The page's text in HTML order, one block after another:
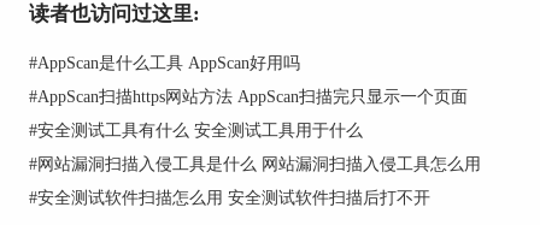
4. 结果分析：扫描完成后，AppScan会对扫描结果
进行分析，并生成详细的报告。报告中包括发现的
所有漏洞及其详细信息，如漏洞类型、风险等级、
修复建议等。
5. 漏洞修复与验证：根据扫描报告，开发人员和安
全团队可以进行漏洞修复。修复后，可以再次使用
AppScan进行验证，确保漏洞已被彻底解决。
读者也访问过这里:
#AppScan是什么工具 AppScan好用吗
#AppScan扫描https网站方法 AppScan扫描完只显示一个页面
#安全测试工具有什么 安全测试工具用于什么
#网站漏洞扫描入侵工具是什么 网站漏洞扫描入侵工具怎么用
#安全测试软件扫描怎么用 安全测试软件扫描后打不开